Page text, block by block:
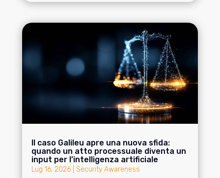
Il caso Galileu apre una nuova sfida:
quando un atto processuale diventa un
input per l’intelligenza artificiale
Lug 16, 2026| Security Awareness